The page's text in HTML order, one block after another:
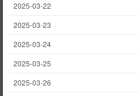
2025-03-22
2025-03-23
2025-03-24
2025-03-25
2025-03-26